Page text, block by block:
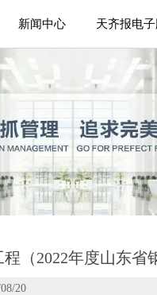
新闻中心 天齐报电子
（2022年度山东省
20